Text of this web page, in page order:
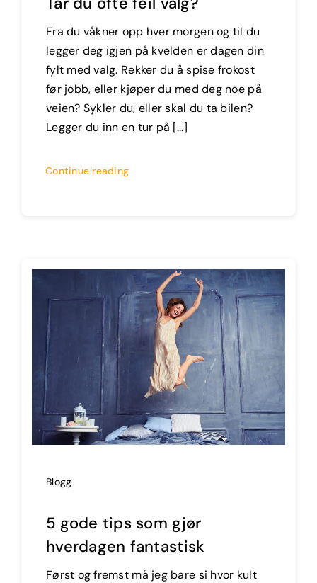
Fra du våkner opp hver morgen og til du
legger deg igjen på kvelden er dagen din
fylt med valg. Rekker du å spise frokost
før jobb, eller kjøper du med deg noe på
veien? Sykler du, eller skal du ta bilen?
Legger du inn en tur på [...]
Continue reading
Blogg
5 gode tips som gjør
hverdagen fantastisk
Først og fremst må jeg bare si hvor kult